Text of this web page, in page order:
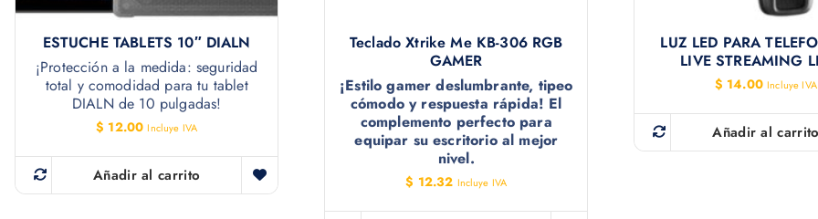
ESTUCHE TABLETS 10″ DIALN
¡Protección a la medida: seguridad
total y comodidad para tu tablet
DIALN de 10 pulgadas!
$ 12.00 Incluye IVA
Añadir al carrito
Teclado Xtrike Me KB-306 RGB
GAMER
¡Estilo gamer deslumbrante, tipeo
cómodo y respuesta rápida! El
complemento perfecto para
equipar su escritorio al mejor
nivel.
$ 12.32 Incluye IVA
LUZ LED PARA
LIVE STREAMING
$ 14.00 Incluye IVA
Añadir al carrito